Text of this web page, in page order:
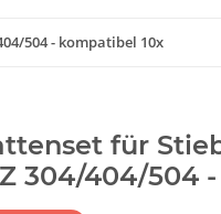
504 - kompatibel 10x
für
304/404/504